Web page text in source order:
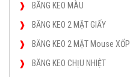
BĂNG KEO MÀU
BĂNG KEO 2 MẶT GIẤY
BĂNG KEO 2 MẶT Mouse XỐP
BĂNG KEO CHỊU NHIỆT